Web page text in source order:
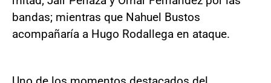
bandas; mientras que Nahuel Bustos
acompañaría a Hugo Rodallega en ataque.